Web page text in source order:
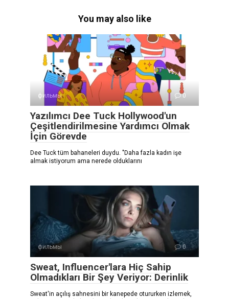
You may also like
фильмы 0
Yazılımcı Dee Tuck Hollywood'un
Çeşitlendirilmesine Yardımcı Olmak
İçin Görevde
Dee Tuck tüm bahaneleri duydu. "Daha fazla kadın işe
almak istiyorum ama nerede olduklarını
фильмы 0
Sweat, Influencer'lara Hiç Sahip
Olmadıkları Bir Şey Veriyor: Derinlik
Sweat'in açılış sahnesini bir kanepede otururken izlemek,